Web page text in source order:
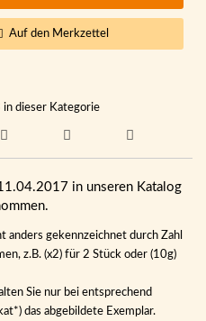
Auf den Merkzettel
in dieser Kategorie
in unseren Katalog
anders gekennzeichnet durch Zahl
z.B. (x2) für 2 Stück oder (10g)
Sie nur bei entsprechend
das abgebildete Exemplar.